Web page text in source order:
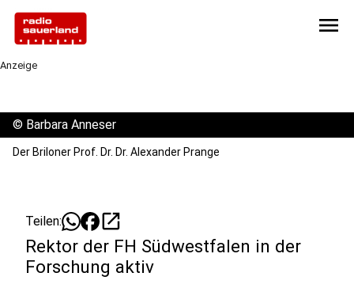
menu
Anzeige
© Barbara Anneser
Der Briloner Prof. Dr. Dr. Alexander Prange
Teilen: open_in_new
Rektor der FH Südwestfalen in der
Forschung aktiv